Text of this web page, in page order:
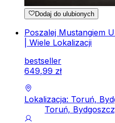
Dodaj do ulubionych
Poszalej Mustangiem
| Wiele Lokalizacji
bestseller
649,99 zł
Lokalizacja: Toruń,
Toruń,